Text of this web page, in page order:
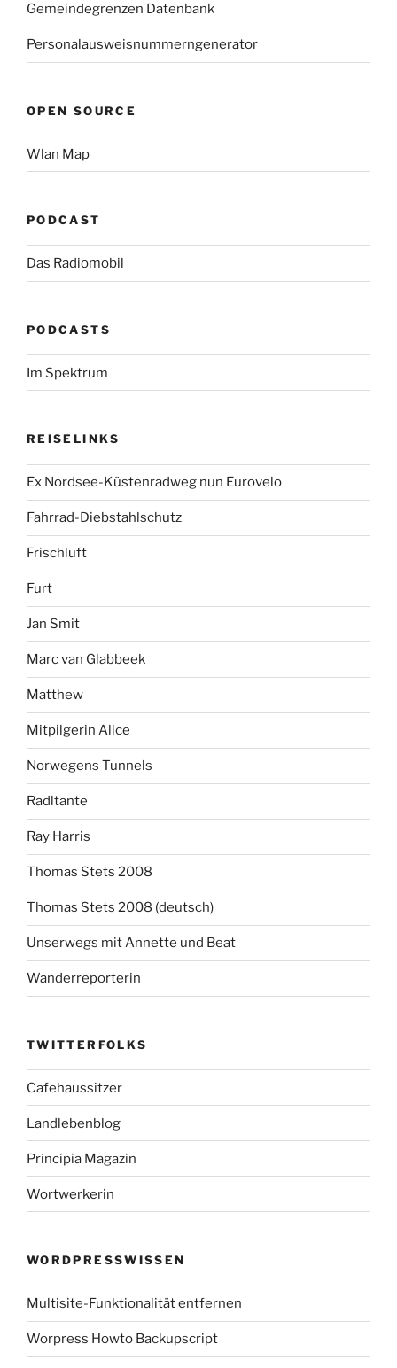
Gemeindegrenzen Datenbank
Personalausweisnummerngenerator
OPEN SOURCE
Wlan Map
PODCAST
Das Radiomobil
PODCASTS
Im Spektrum
REISELINKS
Ex Nordsee-Küstenradweg nun Eurovelo
Fahrrad-Diebstahlschutz
Frischluft
Furt
Jan Smit
Marc van Glabbeek
Matthew
Mitpilgerin Alice
Norwegens Tunnels
Radltante
Ray Harris
Thomas Stets 2008
Thomas Stets 2008 (deutsch)
Unserwegs mit Annette und Beat
Wanderreporterin
TWITTERFOLKS
Cafehaussitzer
Landlebenblog
Principia Magazin
Wortwerkerin
WORDPRESSWISSEN
Multisite-Funktionalität entfernen
Worpress Howto Backupscript